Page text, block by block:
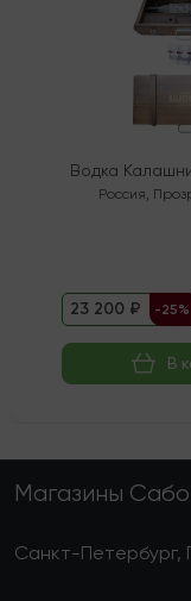
Водка
Россия,
23 200 ₽ -25%
В
Магазины
Санкт-Петербург,